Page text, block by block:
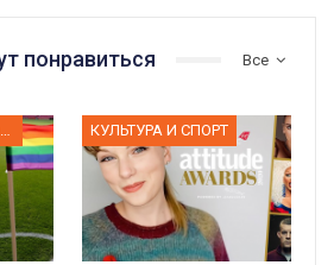
Все
понравиться
КУЛЬТУРА И СПОРТ